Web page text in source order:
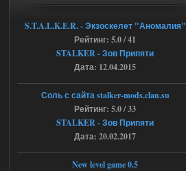
STCoP WP 3.4
11:30
Stalker-Mods-Clan-su
Доступно только для пользователей
Ответить ➤
04.08.2026
Объединенный Пак 2 + OGSR +
STCoP WP 3.4
andreyforest1993
S.T.A.L.K.E.R. - Экзоскелет "Аномалия"
Рейтинг: 5.0 / 41
STALKER - Зов Припяти
Дата: 12.04.2015
Соль с сайта stalker-mods.clan.su
Рейтинг: 5.0 / 33
STALKER - Зов Припяти
Дата: 20.02.2017
New level game 0.5